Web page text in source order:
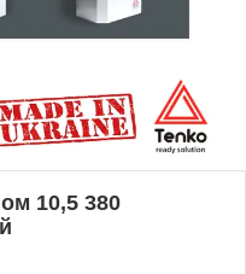
10,5 380